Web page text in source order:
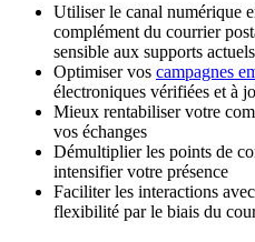
Utiliser le canal numérique
complément du courrier
sensible aux supports actuels
Optimiser vos campagnes
électroniques vérifiées et à
Mieux rentabiliser votre
vos échanges
Démultiplier les points de
intensifier votre présence
Faciliter les interactions
flexibilité par le biais du